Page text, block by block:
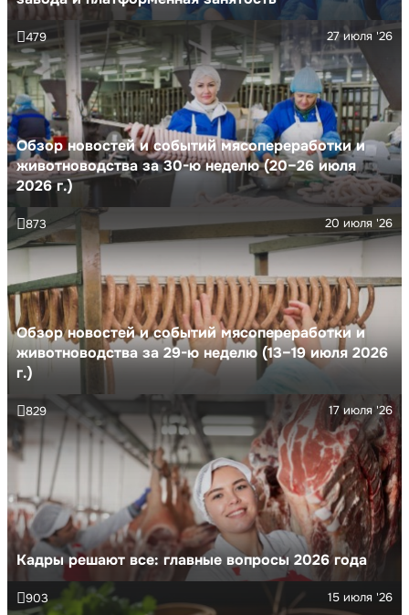
Обзор новостей и событий мясопереработки и
животноводства за 30-ю неделю (20–26 июля
2026 г.)
27 июля '26
479
Обзор новостей и событий мясопереработки и
животноводства за 29-ю неделю (13–19 июля 2026
г.)
20 июля '26
873
Кадры решают все: главные вопросы 2026 года
17 июля '26
829
15 июля '26
903